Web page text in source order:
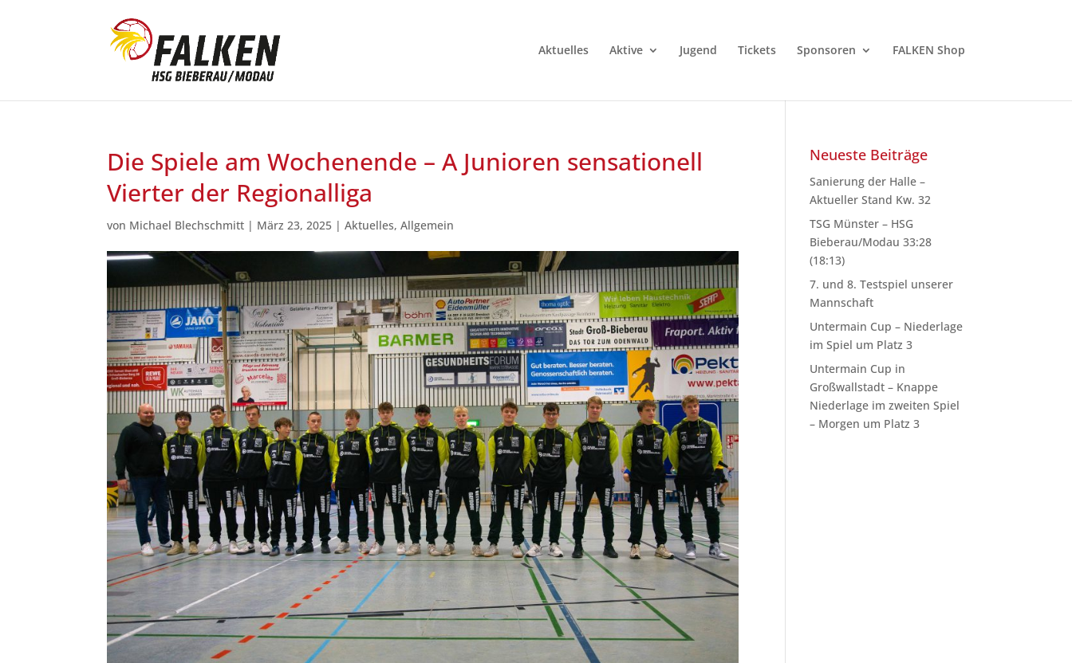
Aktuelles Aktive Jugend Tickets Sponsoren FALKEN Shop
Die Spiele am Wochenende – A Junioren sensationell
Vierter der Regionalliga
von Michael Blechschmitt | März 23, 2025 |Aktuelles,Allgemein
Neueste Beiträge
Sanierung der Halle –
Aktueller Stand Kw. 32
TSG Münster – HSG
Bieberau/Modau 33:28
(18:13)
7. und 8. Testspiel unserer
Mannschaft
Untermain Cup – Niederlage
im Spiel um Platz 3
Untermain Cup in
Großwallstadt – Knappe
Niederlage im zweiten Spiel
– Morgen um Platz 3